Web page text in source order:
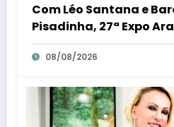
Com Léo Santana e
Pisadinha, 27ª Expo
receber 80 milénio
Em Dia ES
08/08/2026